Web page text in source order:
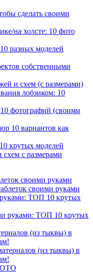
сделать своими
на холсте: 10 фото
разных моделей
собственными
и схем (с размерами)
лобзиком: 10
фотографий (своими
10 вариантов как
крутых моделей
с размерами
своими руками
руками: ТОП 10 крутых
(из тыквы) в